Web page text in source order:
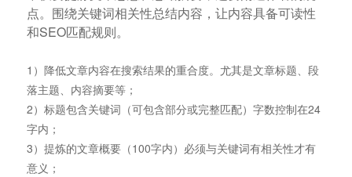
点。围绕关键词相关性总结内容，让内容具备可读性
和SEO匹配规则。
1）降低文章内容在搜索结果的重合度。尤其是文章标题、段
落主题、内容摘要等；
2）标题包含关键词（可包含部分或完整匹配）字数控制在24
字内；
3）提炼的文章概要（100字内）必须与关键词有相关性才有
意义；